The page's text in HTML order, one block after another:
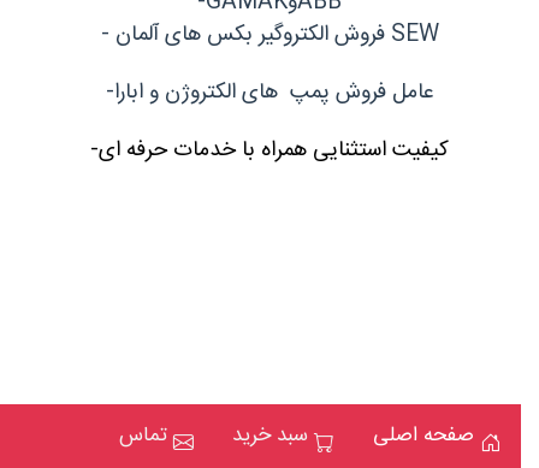
SEW فروش الکتروگیر بکس های آلمان -
عامل فروش پمپ های الکتروژن و ابارا-
کیفیت استثنایی همراه با خدمات حرفه ای-
صفحه اصلی سبد خرید تماس